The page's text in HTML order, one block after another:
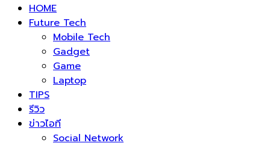
HOME
Future Tech
Mobile Tech
Gadget
Game
Laptop
TIPS
รีวิว
ข่าวไอที
Social Network